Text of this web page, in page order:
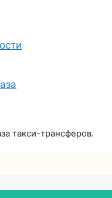
такси-трансферов.